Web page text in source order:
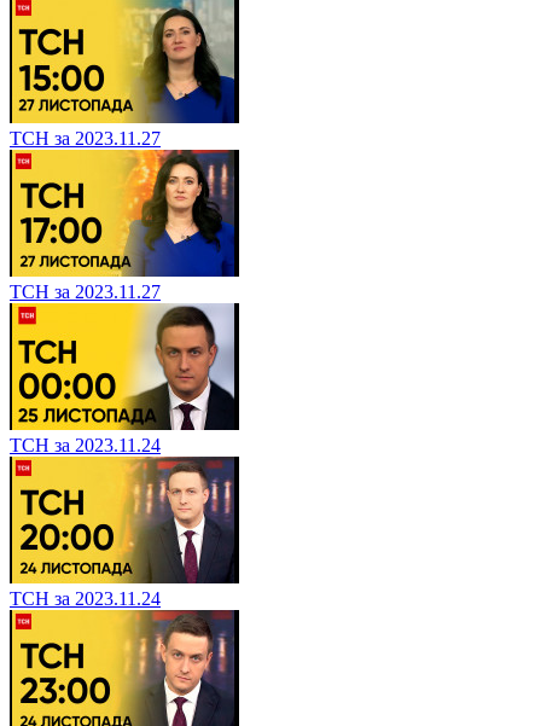
ТСН за 2023.11.27
ТСН за 2023.11.27
ТСН за 2023.11.24
ТСН за 2023.11.24